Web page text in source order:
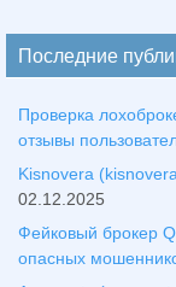
Последние
Проверка
отзывы
Kisnovera
02.12.2025
Фейковый брокер
опасных